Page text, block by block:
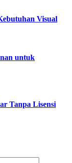
Visual
untuk
Tanpa Lisensi